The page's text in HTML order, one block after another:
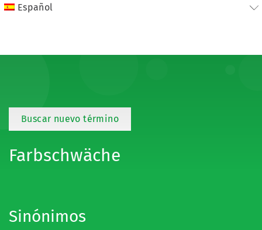
Español
Buscar nuevo término
Farbschwäche
Sinónimos